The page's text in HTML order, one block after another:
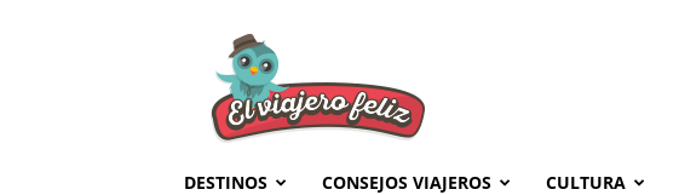
Feliz
DESTINOS CONSEJOS VIAJEROS CULTURA